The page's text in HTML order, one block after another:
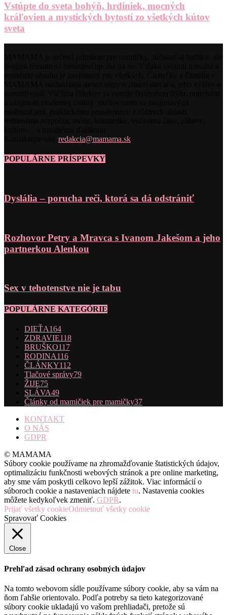
Vstúpte do sveta bohýň, hrdiniek, mocných
kráľovien a mystických bytostí zo všetkých kútov
sveta
redakcia@mamama.sk
POPULÁRNE PRÍSPEVKY
Dyslália – porucha reči, ktorá sa dá odstrániť
Rozhovor Petry a Mravca s Ivanom Jakešom a jeho
partnerkou Alenkou
Sex v tehotenstve nie je tabu
POPULÁRNE KATEGÓRIE
DIEŤA164
ZDRAVIE118
BRUŠKO117
RODINA116
ČLÁNKY112
Tlačové správy79
ŽIJE75
SLÁVA49
Články od mamičiek pre mamičky37
KONTAKT
O NÁS
GDPR
© MAMAMA
Súbory cookie používame na zhromažďovanie štatistických údajov,
optimalizáciu funkčnosti webových stránok a pre online marketing,
aby sme vám poskytli celkovo lepší zážitok. Viac informácií o
súboroch cookie a nastaveniach nájdete tu. Nastavenia cookies
môžete kedykoľvek zmeniť. GDPR.
Prijať všetky cookieOdmietnuť všetky cookie
Spravovať Cookies
Close
Prehľad zásad ochrany osobných údajov
Na tomto webovom sídle používame súbory cookie, aby sa vám na
ňom ľahšie orientovalo. Podľa potreby sa tieto kategorizované
súbory cookie ukladajú vo vašom prehliadači, pretože sú